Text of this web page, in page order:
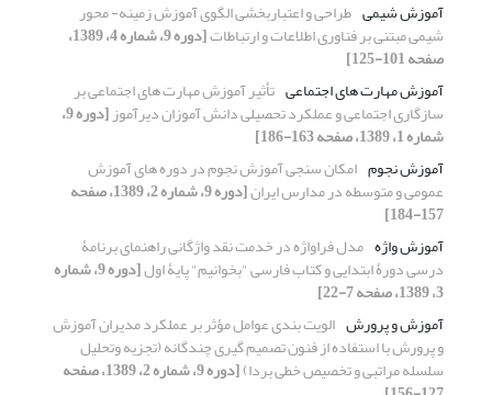
آموزش شیمی طراحی و اعتباربخشی الگوی آموزش زمینه- محور
شیمی مبتنی بر فناوری اطلاعات و ارتباطات [دوره 9، شماره 4، 1389،
صفحه 101-125]
آموزش مهارت های اجتماعی تأثیر آموزش مهارت های اجتماعی بر
سازگاری اجتماعی و عملکرد تحصیلی دانش آموزان دیرآموز [دوره 9،
شماره 1، 1389، صفحه 163-186]
آموزش نجوم امکان سنجی آموزش نجوم در دوره های آموزش
عمومی و متوسطه در مدارس ایران [دوره 9، شماره 2، 1389، صفحه
157-184]
آموزش واژه مدل فراواژه در خدمت نقد واژگانی راهنمای برنامۀ
درسی دورۀ ابتدایی و کتاب فارسی "بخوانیم" پایۀ اول [دوره 9، شماره
3، 1389، صفحه 7-22]
آموزش و پرورش الویت بندی عوامل مؤثر بر عملکرد مدیران آموزش
و پرورش با استفاده از فنون تصمیم گیری چندگانه (تجزیه وتحلیل
سلسله مراتبی و تخصیص خطی بردا) [دوره 9، شماره 2، 1389، صفحه